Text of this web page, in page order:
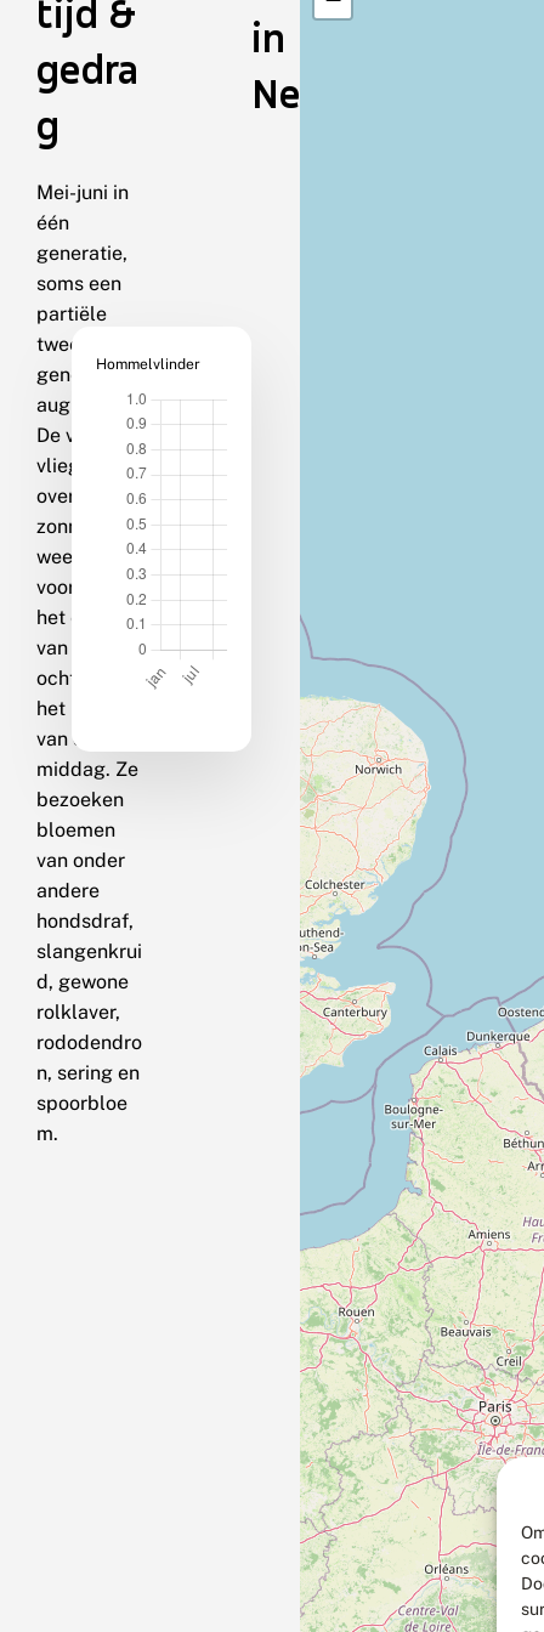
tijd &
gedra
g
Mei-juni in
één
generatie,
soms een
partiële
tweede
generatie in
augustus.
De vlinders
vliegen
overdag bij
zonnig
weer,
vooral aan
het eind
van de
ochtend en
het begin
van de
middag. Ze
bezoeken
bloemen
van onder
andere
hondsdraf,
slangenkrui
d, gewone
rolklaver,
rododendro
n, sering en
spoorbloe
m.
Hommelvlinder
in
Nederland